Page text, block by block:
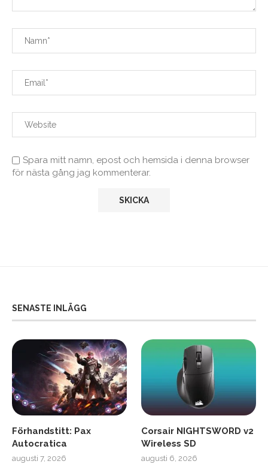
Spara mitt namn, epost och hemsida i denna browser
för nästa gång jag kommenterar.
SENASTE INLÄGG
Förhandstitt: Pax
Autocratica
augusti 7, 2026
Corsair NIGHTSWORD v2
Wireless SD
augusti 6, 2026